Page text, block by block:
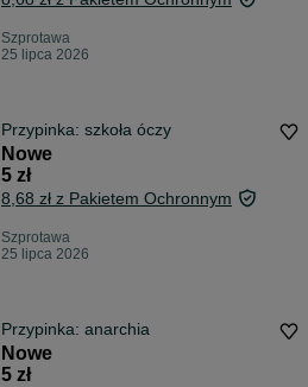
Szprotawa
25 lipca 2026
Przypinka: szkoła óczy
Nowe
5 zł
8,68 zł z Pakietem Ochronnym
Szprotawa
25 lipca 2026
Przypinka: anarchia
Nowe
5 zł